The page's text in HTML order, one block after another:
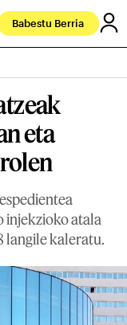
Babestu Berria
eta
injekzioko atala
langile kaleratu.